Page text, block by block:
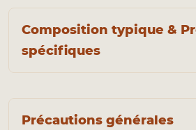
Composition typique &
spécifiques
Précautions générales